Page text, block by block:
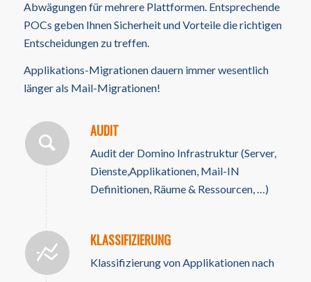
Abwägungen für mehrere Plattformen. Entsprechende
POCs geben Ihnen Sicherheit und Vorteile die richtigen
Entscheidungen zu treffen.
Applikations-Migrationen dauern immer wesentlich
länger als Mail-Migrationen!
AUDIT
Audit der Domino Infrastruktur (Server,
Dienste,Applikationen, Mail-IN
Definitionen, Räume & Ressourcen, …)
KLASSIFIZIERUNG
Klassifizierung von Applikationen nach